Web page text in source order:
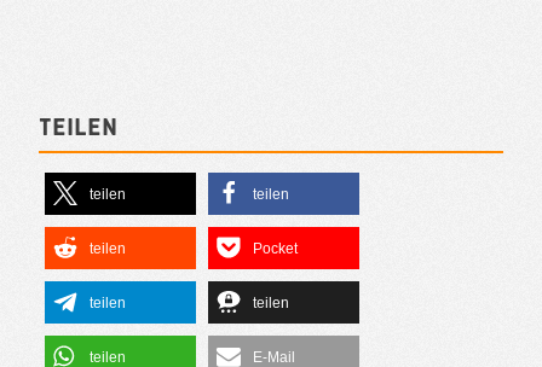
Teilen
teilen teilen
teilen Pocket
teilen teilen
teilen E-Mail